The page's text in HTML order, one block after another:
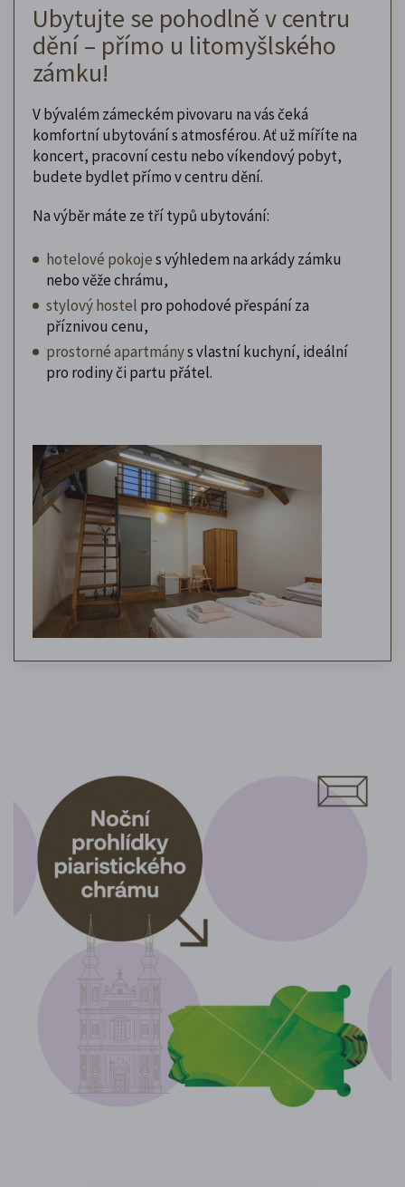
Ubytujte se pohodlně v centru
dění – přímo u litomyšlského
zámku!
V bývalém zámeckém pivovaru na vás čeká
komfortní ubytování s atmosférou. Ať už míříte na
koncert, pracovní cestu nebo víkendový pobyt,
budete bydlet přímo v centru dění.
Na výběr máte ze tří typů ubytování:
hotelové pokojes výhledem na arkády zámku
nebo věže chrámu,
stylový hostel pro pohodové přespání za
příznivou cenu,
prostorné apartmánys vlastní kuchyní, ideální
pro rodiny či partu přátel.